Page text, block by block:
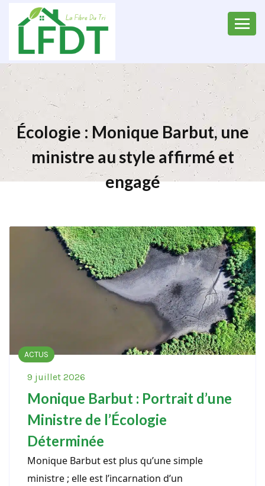
Écologie : Monique Barbut, une
ministre au style affirmé et
engagé
ACTUS
9 juillet 2026
Monique Barbut : Portrait d’une
Ministre de l’Écologie
Déterminée
Monique Barbut est plus qu’une simple
ministre ; elle est l’incarnation d’un